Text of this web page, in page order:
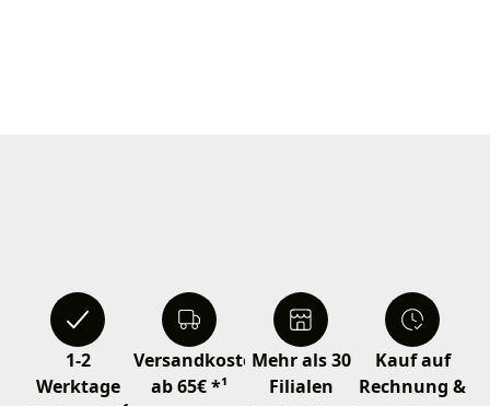
1-2
Werktage
Versandkostenfrei
ab 65€ *¹
Mehr als 30
Filialen
Kauf auf
Rechnung &